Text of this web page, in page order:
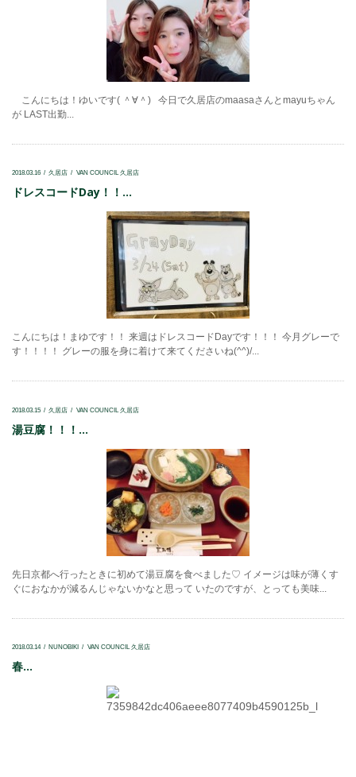
こんにちは！ゆいです( ＾∀＾) 今日で久居店のmaasaさんとmayuちゃん
が LAST出勤...
2018.03.16 久居店 VAN COUNCIL 久居店
ドレスコードDay！！...
こんにちは！まゆです！！ 来週はドレスコードDayです！！！ 今月グレーで
す！！！！ グレーの服を身に着けて来てくださいね(^^)/...
2018.03.15 久居店 VAN COUNCIL 久居店
湯豆腐！！！...
先日京都へ行ったときに初めて湯豆腐を食べました♡ イメージは味が薄くす
ぐにおなかが減るんじゃないかなと思って いたのですが、とっても美味...
2018.03.14 NUNOBIKI VAN COUNCIL 久居店
春...